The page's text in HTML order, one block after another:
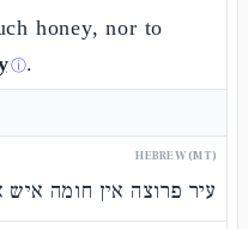
honey, nor to
ⓘ.
HEBREW (MT)
עיר פרוצה אין חומה